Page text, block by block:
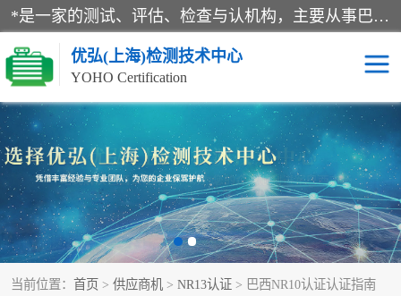
*是一家的测试、评估、检查与认机构，主要从事巴西NR10认证、NR12认证、NR13认证；ANATEL认证、INMTRO认证，欧盟CE认证：MD认证，PED认证，MID认证，ATEX认证，德国蓝色天使认证。
优弘(上海)检测技术中心
YOHO Certification
当前位置： 首页 > 供应商机 > NR13认证 > 巴西NR10认证认证指南
RECYCLASS认证 NR10认证
NR12认证 NR13认证
ART认证 巴西NR认证
巴西认证 RETIE认证